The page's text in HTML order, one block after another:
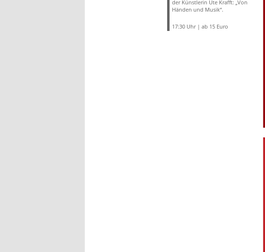
der Künstlerin Ute Krafft: „Von
Händen und Musik“.
17:30 Uhr | ab 15 Euro